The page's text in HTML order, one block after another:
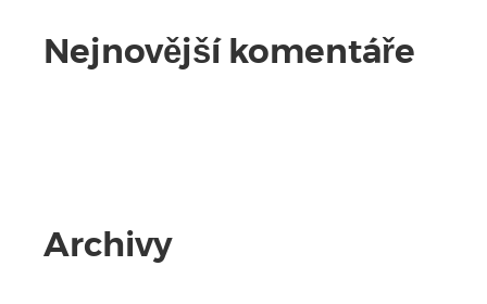
Nejnovější komentáře
Archivy